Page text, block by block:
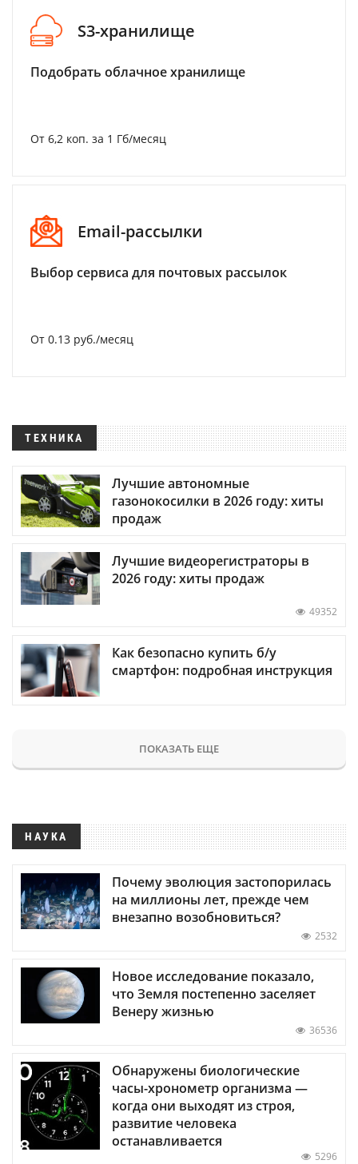
S3-хранилище
Подобрать облачное хранилище
От 6,2 коп. за 1 Гб/месяц
Email-рассылки
Выбор сервиса для почтовых рассылок
От 0.13 руб./месяц
ТЕХНИКА
Лучшие автономные
газонокосилки в 2026 году: хиты
продаж
Лучшие видеорегистраторы в
2026 году: хиты продаж
49352
Как безопасно купить б/у
смартфон: подробная инструкция
ПОКАЗАТЬ ЕЩЕ
НАУКА
Почему эволюция застопорилась
на миллионы лет, прежде чем
внезапно возобновиться?
2532
Новое исследование показало,
что Земля постепенно заселяет
Венеру жизнью
36536
Обнаружены биологические
часы-хронометр организма —
когда они выходят из строя,
развитие человека
останавливается
5296